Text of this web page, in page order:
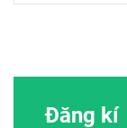
Đăng kí